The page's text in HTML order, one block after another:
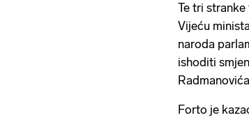
Te tri
Vijeću
naroda
ishoditi
Forto je